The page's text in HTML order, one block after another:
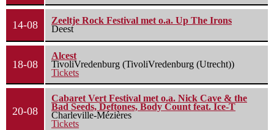
14-08
Zeeltje Rock Festival met o.a. Up The Irons
Deest
18-08
Alcest
TivoliVredenburg (TivoliVredenburg (Utrecht))
Tickets
20-08
Cabaret Vert Festival met o.a. Nick Cave & the
Bad Seeds, Deftones, Body Count feat. Ice-T
Charleville-Mézières
Tickets